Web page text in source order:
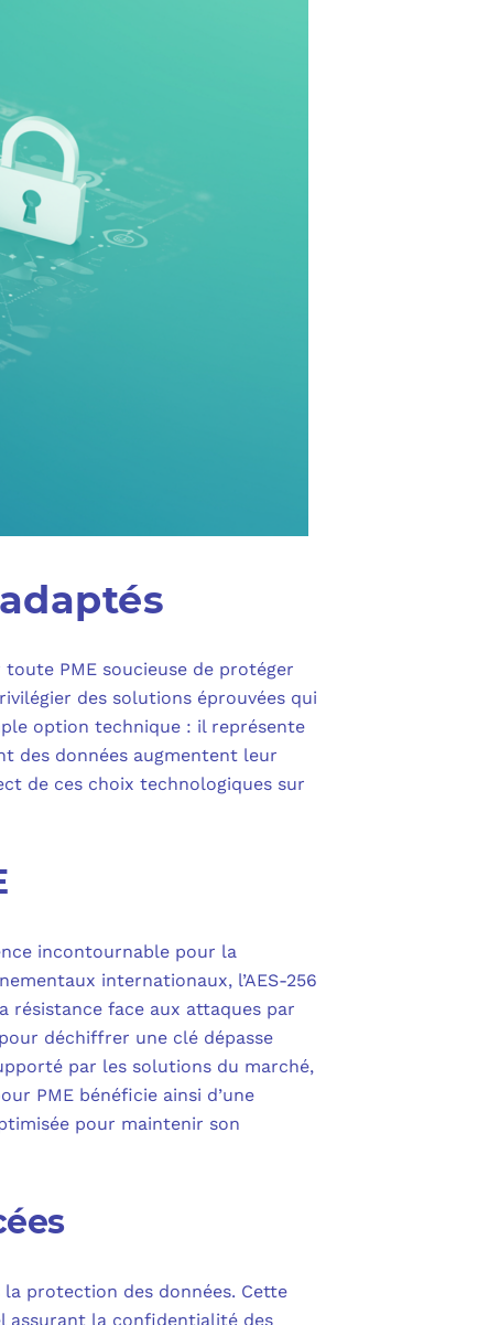
PME soucieuse de protéger
des solutions éprouvées qui
option technique : il représente
des données augmentent leur
de ces choix technologiques sur
incontournable pour la
internationaux, l’AES-256
résistance face aux attaques par
déchiffrer une clé dépasse
par les solutions du marché,
PME bénéficie ainsi d’une
pour maintenir son
la protection des données. Cette
assurant la confidentialité des